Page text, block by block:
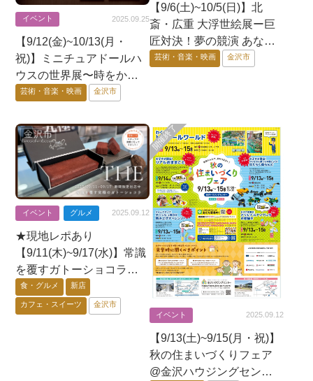
イベント 2025.09.25
【9/12(金)~10/13(月・
祝)】ミニチュアドールハ
ウスの世界展〜時をかけ
るドールハウス〜@金沢
芸術・音楽・映画 金沢市
【9/6(土)~10/5(日)】北
斎・広重 大浮世絵展ー巨
匠対決！夢の競演 あなた
はどっち派？ー@石川県
芸術・音楽・映画 金沢市
イベント グルメ 2025.09.12
★現地レポあり
【9/11(木)~9/17(水)】常識
を覆すガトーショコラ
「THE chocola」期間限
定出店中!@香林坊大和
食・グルメ 新店
カフェ・スイーツ
金沢市
イベント
2025.09.12
【9/13(土)~9/15(月・祝)】
秋の住まいづくりフェア
@金沢ハウジングセンタ